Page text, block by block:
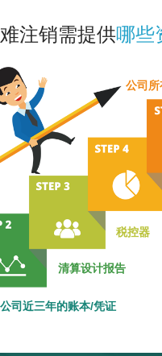
注销需提供哪些
公司近三年的账本/凭证
清算设计报告
税控器
公司